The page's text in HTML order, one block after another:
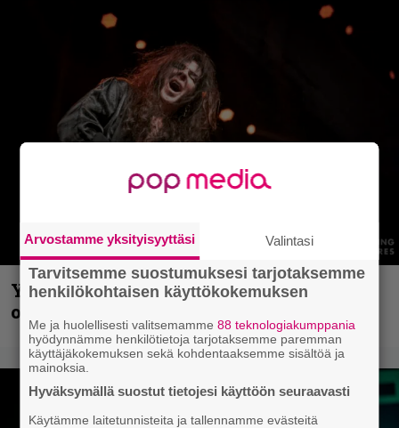
Yngwie Malmsteen iskee jälleen – Now
or Never -single tulevalta levyltä julki
Arvostamme yksityisyyttäsi Valintasi
Tarvitsemme suostumuksesi tarjotaksemme
henkilökohtaisen käyttökokemuksen
Me ja huolellisesti valitsemamme88 teknologiakumppania
hyödynnämme henkilötietoja tarjotaksemme paremman
käyttäjäkokemuksen sekä kohdentaaksemme sisältöä ja
mainoksia.
Hyväksymällä suostut tietojesi käyttöön seuraavasti
Käytämme laitetunnisteita ja tallennamme evästeitä